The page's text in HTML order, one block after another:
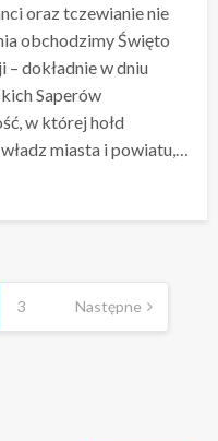
oraz tczewianie nie
obchodzimy Święto
dokładnie w dniu
Saperów
w której hołd
miasta i powiatu,…
3 Następne